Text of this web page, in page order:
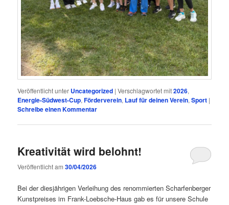
Veröffentlicht unter Uncategorized |Verschlagwortet mit2026,
Energie-Südwest-Cup,Förderverein, Lauf für deinen Verein,Sport |
Schreibe einen Kommentar
Kreativität wird belohnt!
Veröffentlicht am30/04/2026
Bei der diesjährigen Verleihung des renommierten Scharfenberger
Kunstpreises im Frank-Loebsche-Haus gab es für unsere Schule